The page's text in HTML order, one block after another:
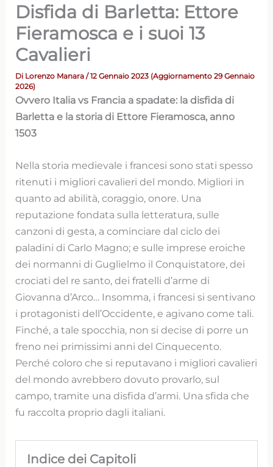
Disfida di Barletta: Ettore
Fieramosca e i suoi 13
Cavalieri
Di Lorenzo Manara/ 12 Gennaio 2023 (Aggiornamento 29 Gennaio
2026)
Ovvero Italia vs Francia a spadate: la disfida di
Barletta e la storia di Ettore Fieramosca, anno
1503
Nella storia medievale i francesi sono stati spesso
ritenuti i migliori cavalieri del mondo. Migliori in
quanto ad abilità, coraggio, onore. Una
reputazione fondata sulla letteratura, sulle
canzoni di gesta, a cominciare dal ciclo dei
paladini di Carlo Magno; e sulle imprese eroiche
dei normanni di Guglielmo il Conquistatore, dei
crociati del re santo, dei fratelli d’arme di
Giovanna d’Arco… Insomma, i francesi si sentivano
i protagonisti dell’Occidente, e agivano come tali.
Finché, a tale spocchia, non si decise di porre un
freno nei primissimi anni del Cinquecento.
Perché coloro che si reputavano i migliori cavalieri
del mondo avrebbero dovuto provarlo, sul
campo, tramite una disfida d’armi. Una sfida che
fu raccolta proprio dagli italiani.
Indice dei Capitoli